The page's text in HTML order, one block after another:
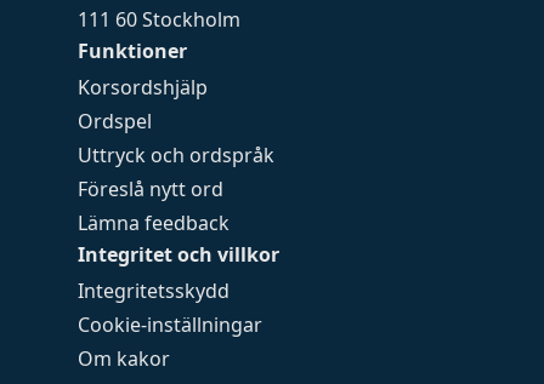
Funktioner
Korsordshjälp
Ordspel
Uttryck och ordspråk
Föreslå nytt ord
Lämna feedback
Integritet och villkor
Integritetsskydd
Cookie-inställningar
Om kakor
111 60 Stockholm